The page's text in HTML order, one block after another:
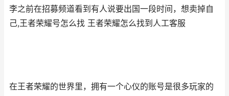
李之前在招募频道看到有人说要出国一段时间，想卖掉自
己,王者荣耀号怎么找 王者荣耀怎么找到人工客服
在王者荣耀的世界里，拥有一个心仪的账号是很多玩家的